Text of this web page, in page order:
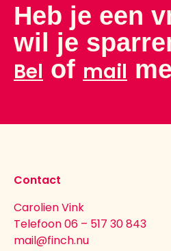
Heb je een
wil je
Bel of mail
Contact
Carolien Vink
Telefoon 06 – 517 30 843
mail@finch.nu